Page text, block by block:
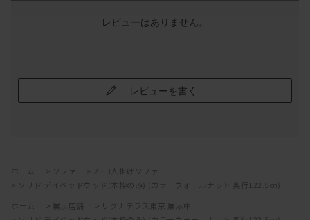
レビューはありません。
レビューを書く
ホーム ソファ
2・3人掛けソファ
ソリド デイベッドウッド(木枠のみ) (カラーウォールナット 奥行122.5㎝)
ホーム
展示店舗
リグナテラス東京 展示中